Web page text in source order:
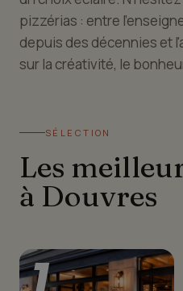
pizzérias : entre
depuis des décennies et
sur la créativité, le
SÉLECTION
Les
à Douvres